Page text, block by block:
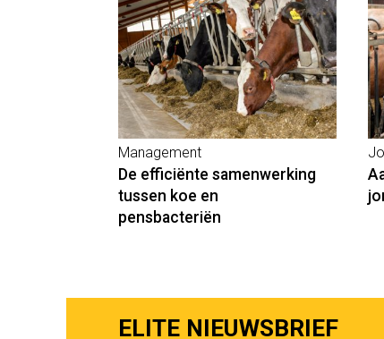
Management
De efficiënte samenwerking
tussen koe en
pensbacteriën
ELITE NIEUWSBRIEF